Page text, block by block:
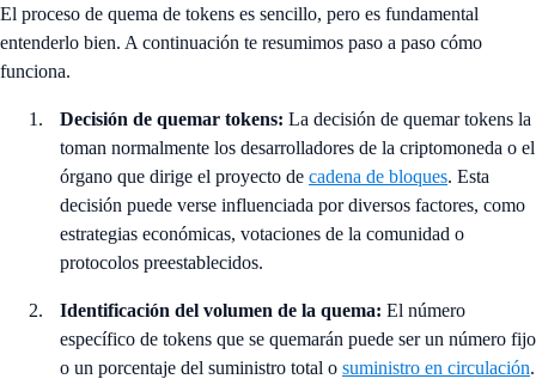
El proceso de quema de tokens es sencillo, pero es fundamental
entenderlo bien. A continuación te resumimos paso a paso cómo
funciona.
Decisión de quemar tokens: La decisión de quemar tokens la
toman normalmente los desarrolladores de la criptomoneda o el
órgano que dirige el proyecto de cadena de bloques. Esta
decisión puede verse influenciada por diversos factores, como
estrategias económicas, votaciones de la comunidad o
protocolos preestablecidos.
Identificación del volumen de la quema: El número
específico de tokens que se quemarán puede ser un número fijo
o un porcentaje del suministro total o suministro en circulación.